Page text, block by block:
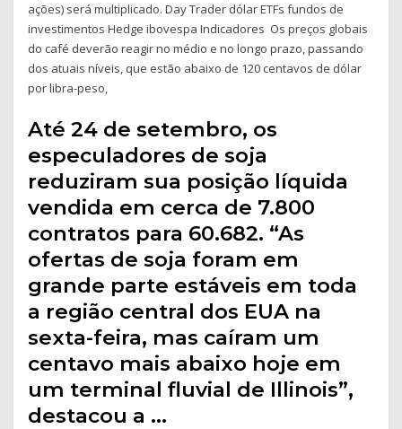
ações) será multiplicado. Day Trader dólar ETFs fundos de
investimentos Hedge ibovespa Indicadores Os preços globais
do café deverão reagir no médio e no longo prazo, passando
dos atuais níveis, que estão abaixo de 120 centavos de dólar
por libra-peso,
Até 24 de setembro, os
especuladores de soja
reduziram sua posição líquida
vendida em cerca de 7.800
contratos para 60.682. “As
ofertas de soja foram em
grande parte estáveis em toda
a região central dos EUA na
sexta-feira, mas caíram um
centavo mais abaixo hoje em
um terminal fluvial de Illinois”,
destacou a …